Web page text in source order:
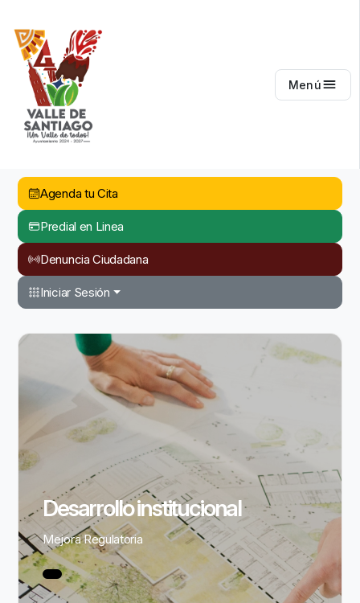
Menú
Agenda tu Cita
Predial en Linea
Denuncia Ciudadana
Iniciar Sesión
Desarrollo institucional
Mejora Regulatoria